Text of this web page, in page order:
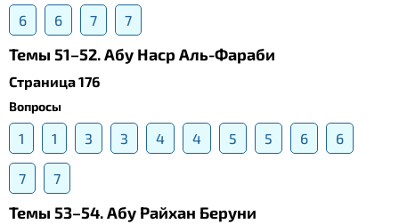
6 6 7 7
Темы 51–52. Абу Наср Аль-Фараби
Страница 176
Вопросы
1 1 3 3 4 4 5 5 6 6
7 7
Темы 53–54. Абу Райхан Беруни